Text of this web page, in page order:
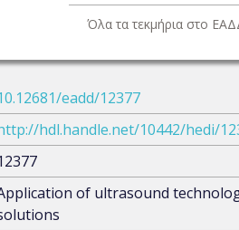
Όλα τα τεκμήρια στο
eadd/12377
hdl.handle.net/10442/hedi/
of ultrasound